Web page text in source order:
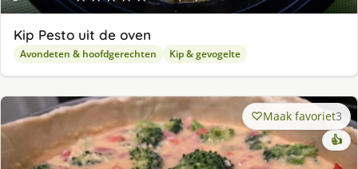
Kip Pesto uit de oven
Avondeten & hoofdgerechten Kip & gevogelte
Maak favoriet3
👍